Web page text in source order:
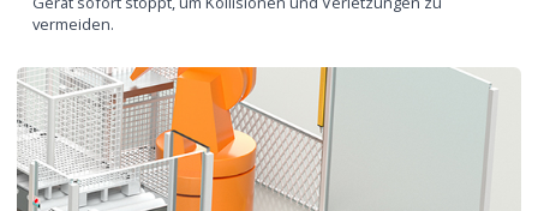
vermeiden.